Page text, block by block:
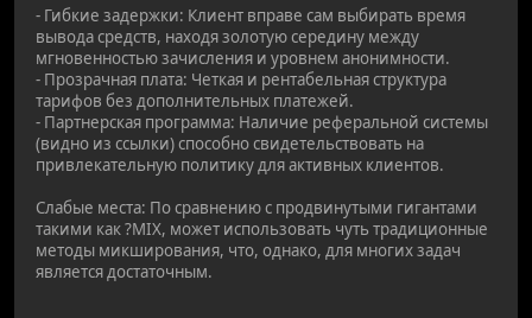
- Гибкие задержки: Клиент вправе сам выбирать время
вывода средств, находя золотую середину между
мгновенностью зачисления и уровнем анонимности.
- Прозрачная плата: Четкая и рентабельная структура
тарифов без дополнительных платежей.
- Партнерская программа: Наличие реферальной системы
(видно из ссылки) способно свидетельствовать на
привлекательную политику для активных клиентов.
Слабые места: По сравнению с продвинутыми гигантами
такими как ?MIX, может использовать чуть традиционные
методы микширования, что, однако, для многих задач
является достаточным.